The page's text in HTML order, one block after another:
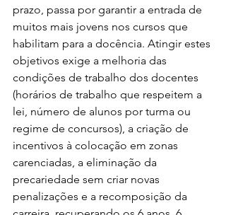
prazo, passa por garantir a entrada de
muitos mais jovens nos cursos que
habilitam para a docência. Atingir estes
objetivos exige a melhoria das
condições de trabalho dos docentes
(horários de trabalho que respeitem a
lei, número de alunos por turma ou
regime de concursos), a criação de
incentivos à colocação em zonas
carenciadas, a eliminação da
precariedade sem criar novas
penalizações e a recomposição da